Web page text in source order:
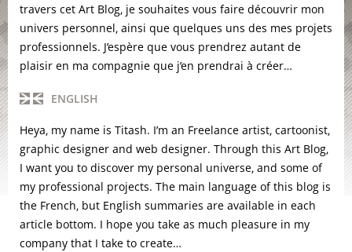
travers cet Art Blog, je souhaites vous faire découvrir mon
univers personnel, ainsi que quelques uns des mes projets
professionnels. J’espère que vous prendrez autant de
plaisir en ma compagnie que j’en prendrai à créer…
ENGLISH
Heya, my name is Titash. I’m an Freelance artist, cartoonist,
graphic designer and web designer. Through this Art Blog,
I want you to discover my personal universe, and some of
my professional projects. The main language of this blog is
the French, but English summaries are available in each
article bottom. I hope you take as much pleasure in my
company that I take to create…